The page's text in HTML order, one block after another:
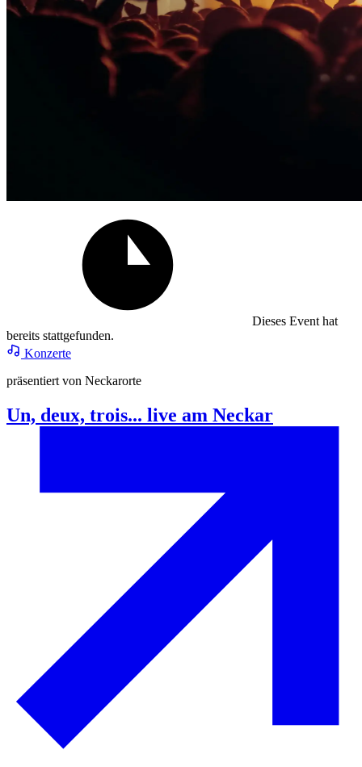
Dieses Event hat
bereits stattgefunden.
Konzerte
präsentiert von Neckarorte
Un, deux, trois... live am Neckar